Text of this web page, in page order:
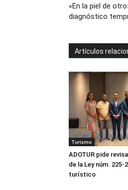
«En la piel de
diagnóstico
Artículos
Turismo
ADOTUR pide
de la Ley núm.
turístico